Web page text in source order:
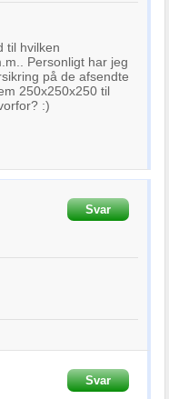
til hvilken
Personligt har jeg
på de afsendte
250x250x250 til
:)
Svar
Svar